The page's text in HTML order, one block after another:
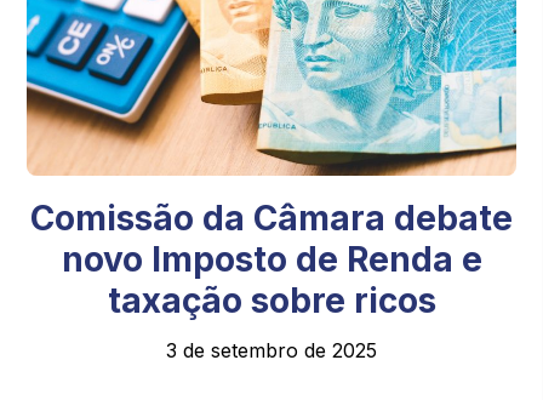
Comissão da Câmara debate
novo Imposto de Renda e
taxação sobre ricos
3 de setembro de 2025